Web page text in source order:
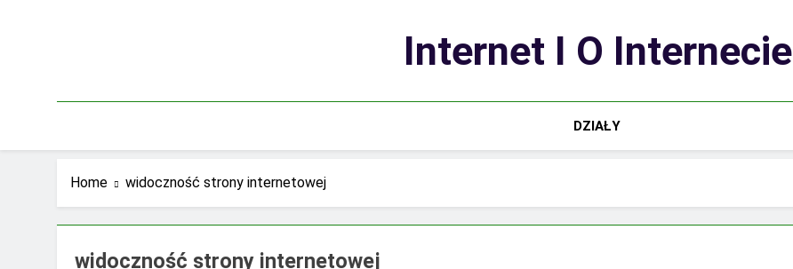
Internet I O Internecie
DZIAŁY
Home widoczność strony internetowej
widoczność strony internetowej